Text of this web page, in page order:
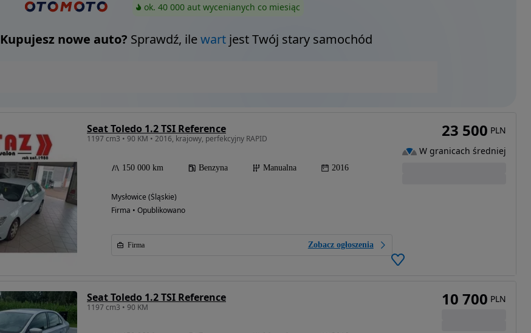
ok. 40 000 aut wycenianych co miesiąc
Kupujesz nowe auto? Sprawdź, ilewartjest Twój stary samochód
Seat Toledo 1.2 TSI Reference
1197 cm3 • 90 KM • 2016, krajowy, perfekcyjny RAPID
150 000 km Benzyna Manualna 2016
Mysłowice (Śląskie)
Firma • Opublikowano
Firma Zobacz ogłoszenia
23 500 PLN
W granicach średniej
Seat Toledo 1.2 TSI Reference
1197 cm3 • 90 KM 10 700 PLN